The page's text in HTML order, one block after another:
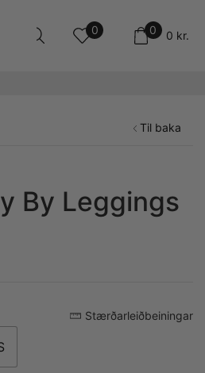
0 0 0 kr.
Til baka
By Leggings
Stærðarleiðbeiningar